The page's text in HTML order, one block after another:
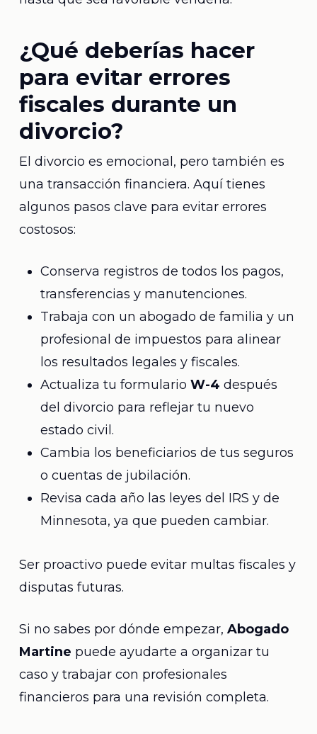
¿Qué deberías hacer
para evitar errores
fiscales durante un
divorcio?
El divorcio es emocional, pero también es
una transacción financiera. Aquí tienes
algunos pasos clave para evitar errores
costosos:
Conserva registros de todos los pagos,
transferencias y manutenciones.
Trabaja con un abogado de familia y un
profesional de impuestos para alinear
los resultados legales y fiscales.
Actualiza tu formulario W-4 después
del divorcio para reflejar tu nuevo
estado civil.
Cambia los beneficiarios de tus seguros
o cuentas de jubilación.
Revisa cada año las leyes del IRS y de
Minnesota, ya que pueden cambiar.
Ser proactivo puede evitar multas fiscales y
disputas futuras.
Si no sabes por dónde empezar, Abogado
Martine puede ayudarte a organizar tu
caso y trabajar con profesionales
financieros para una revisión completa.